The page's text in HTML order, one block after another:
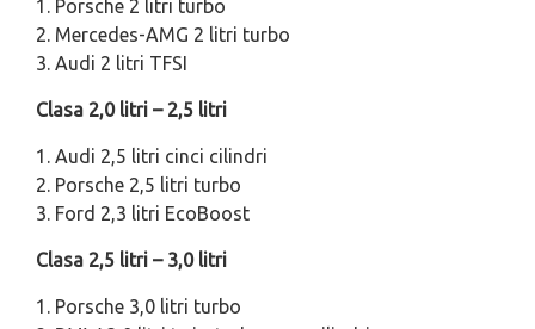
1. Porsche 2 litri turbo
2. Mercedes-AMG 2 litri turbo
3. Audi 2 litri TFSI
Clasa 2,0 litri – 2,5 litri
1. Audi 2,5 litri cinci cilindri
2. Porsche 2,5 litri turbo
3. Ford 2,3 litri EcoBoost
Clasa 2,5 litri – 3,0 litri
1. Porsche 3,0 litri turbo